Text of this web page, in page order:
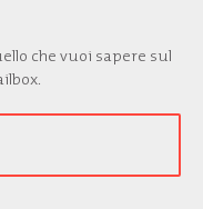
che vuoi sapere sul